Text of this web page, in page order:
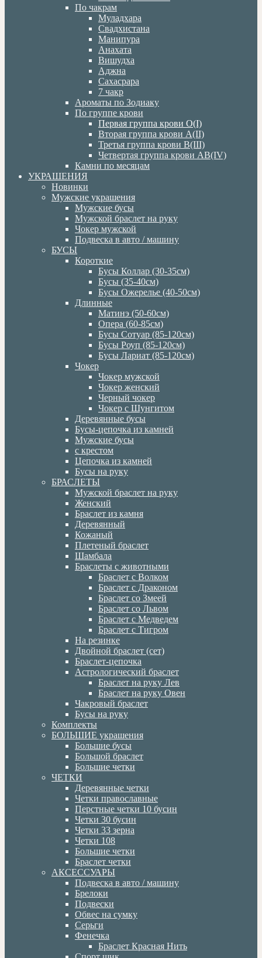
По чакрам
Муладхара
Свадхистана
Манипура
Анахата
Вишудха
Аджна
Сахасрара
7 чакр
Ароматы по Зодиаку
По группе крови
Первая группа крови О(I)
Вторая группа крови А(II)
Третья группа крови В(III)
Четвертая группа крови АВ(IV)
Камни по месяцам
УКРАШЕНИЯ
Новинки
Мужские украшения
Мужские бусы
Мужской браслет на руку
Чокер мужской
Подвеска в авто / машину
БУСЫ
Короткие
Бусы Коллар (30-35см)
Бусы (35-40см)
Бусы Ожерелье (40-50см)
Длинные
Матинэ (50-60см)
Опера (60-85см)
Бусы Сотуар (85-120см)
Бусы Роуп (85-120см)
Бусы Лариат (85-120см)
Чокер
Чокер мужской
Чокер женский
Черный чокер
Чокер с Шунгитом
Деревянные бусы
Бусы-цепочка из камней
Мужские бусы
с крестом
Цепочка из камней
Бусы на руку
БРАСЛЕТЫ
Мужской браслет на руку
Женский
Браслет из камня
Деревянный
Кожаный
Плетеный браслет
Шамбала
Браслеты с животными
Браслет с Волком
Браслет с Драконом
Браслет со Змеей
Браслет со Львом
Браслет с Медведем
Браслет с Тигром
На резинке
Двойной браслет (сет)
Браслет-цепочка
Астрологический браслет
Браслет на руку Лев
Браслет на руку Овен
Чакровый браслет
Бусы на руку
Комплекты
БОЛЬШИЕ украшения
Большие бусы
Большой браслет
Большие четки
ЧЕТКИ
Деревянные четки
Четки православные
Перстные четки 10 бусин
Четки 30 бусин
Четки 33 зерна
Четки 108
Большие четки
Браслет четки
АКСЕССУАРЫ
Подвеска в авто / машину
Брелоки
Подвески
Обвес на сумку
Серьги
Фенечка
Браслет Красная Нить